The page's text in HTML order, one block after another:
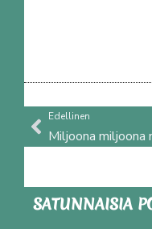
Prev
Edellinen
SATUNNAISIA